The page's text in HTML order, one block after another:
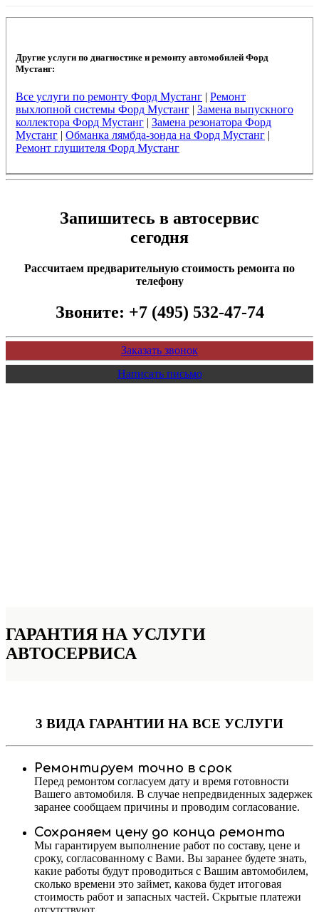
Другие услуги по диагностике и ремонту автомобилей Форд
Мустанг:
Все услуги по ремонту Форд Мустанг| Ремонт
выхлопной системы Форд Мустанг| Замена выпускного
коллектора Форд Мустанг| Замена резонатора Форд
Мустанг| Обманка лямбда-зонда на Форд Мустанг|
Ремонт глушителя Форд Мустанг
Запишитесь в автосервис
сегодня
Рассчитаем предварительную стоимость ремонта по
телефону
Звоните: +7 (495) 532-47-74
Заказать звонок
Написать письмо
ГАРАНТИЯ НА УСЛУГИ
АВТОСЕРВИСА
3 ВИДА ГАРАНТИИ НА ВСЕ УСЛУГИ
Ремонтируем точно в срок
Перед ремонтом согласуем дату и время готовности
Вашего автомобиля. В случае непредвиденных задержек
заранее сообщаем причины и проводим согласование.
Сохраняем цену до конца ремонта
Мы гарантируем выполнение работ по составу, цене и
сроку, согласованному с Вами. Вы заранее будете знать,
какие работы будут проводиться с Вашим автомобилем,
сколько времени это займет, какова будет итоговая
стоимость работ и запасных частей. Скрытые платежи
отсутствуют.